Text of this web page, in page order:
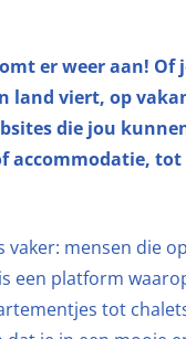
er weer aan!
land viert, op
die jou
accommodatie,
vaker: mensen die
een platform
tot